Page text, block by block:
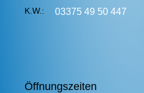
K.W.: 03375 49 50 447
Öffnungszeiten